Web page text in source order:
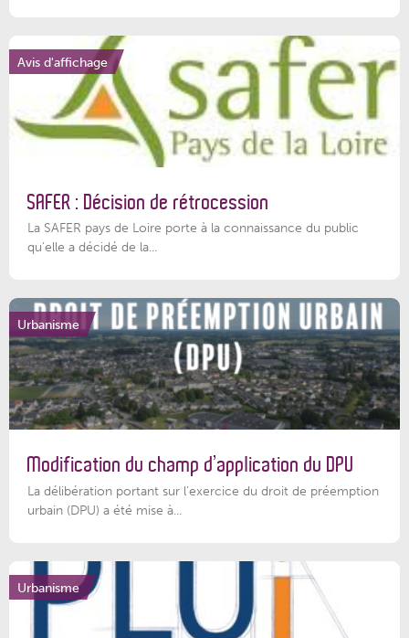
Avis d'affichage
SAFER : Décision de rétrocession
La SAFER pays de Loire porte à la connaissance du public
qu’elle a décidé de la...
Urbanisme
Modification du champ d’application du DPU
La délibération portant sur l’exercice du droit de préemption
urbain (DPU) a été mise à...
Urbanisme